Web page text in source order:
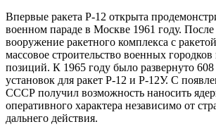
Впервые ракета Р-12 открыта
военном параде в Москве 1961 году.
вооружение ракетного комплекса с
массовое строительство военных
позиций. К 1965 году было развернуто
установок для ракет Р-12 и Р-12У. С
СССР получил возможность наносить
оперативного характера независимо от
дальнего действия.